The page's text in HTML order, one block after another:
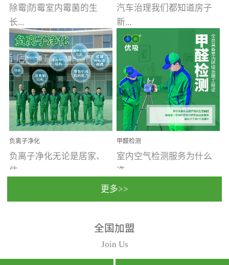
除霉|防霉室内霉菌的生
长...
受温度、湿度、基质养
分、通风四个条件影响，
温暖潮湿、营养物质多、
通风缓慢的空间最易滋生
大量霉菌的...
汽车治理我们都知道房子
新...
装修完会有甲醛，其实汽
车的甲醛超标问题更为严
重。汽车的空间范围小，
配件、皮具、装饰多，这
些都是汽...
负离子净化
负离子净化无论是居家、
住...
动，人类长时间停留的室
内空间都有整体消毒的需
要。因为空间内人流携带
甲醛检测
室内空气检测服务为什么
选...
行国家规定的标准检测方
法，空气采样量准确，检
测结果可靠，远胜于其他
更多>>
全国加盟
Join Us